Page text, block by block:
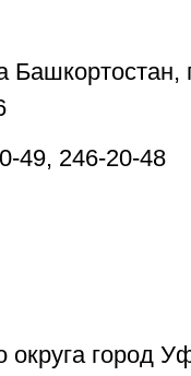
Башкортостан,
49, 246-20-48
округа город